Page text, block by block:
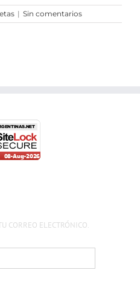
| Sin comentarios
CORREO ELECTRÓNICO.